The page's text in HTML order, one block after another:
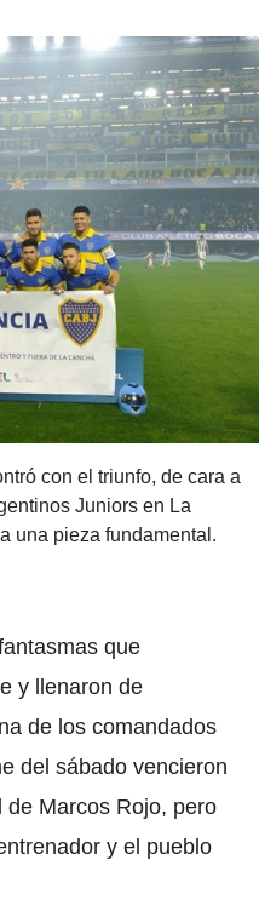
con el triunfo, de cara a
Juniors en La
una pieza fundamental.
que
y llenaron de
de los comandados
del sábado vencieron
de Marcos Rojo, pero
y el pueblo